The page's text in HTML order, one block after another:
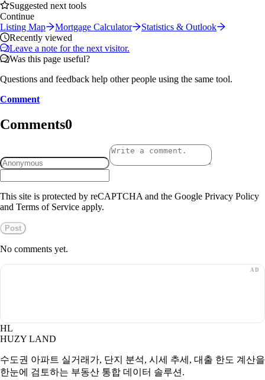
Suggested next tools
Continue
Listing Map
Mortgage Calculator
Statistics & Outlook
Recently viewed
Leave a note for the next visitor.
Was this page useful?
Questions and feedback help other people using the same tool.
Comment
Comments0
This site is protected by reCAPTCHA and the Google Privacy Policy
and Terms of Service apply.
Post
No comments yet.
HL
HUZY LAND
수도권 아파트 실거래가, 단지 분석, 시세 추세, 대출 한도 계산을
한눈에 검토하는 부동산 통합 데이터 솔루션.